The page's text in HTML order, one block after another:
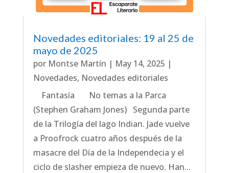
Novedades editoriales: 19 al 25 de
mayo de 2025
por Montse Martín | May 14, 2025 |
Novedades, Novedades editoriales
Fantasía No temas a la Parca
(Stephen Graham Jones) Segunda parte
de la Trilogía del lago Indian. Jade vuelve
a Proofrock cuatro años después de la
masacre del Día de la Independecia y el
ciclo de slasher empieza de nuevo. Han...